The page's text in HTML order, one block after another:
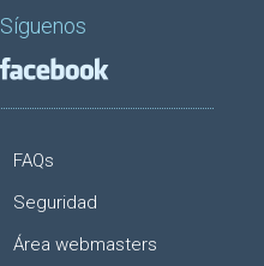
Síguenos
FAQs
Seguridad
Área webmasters